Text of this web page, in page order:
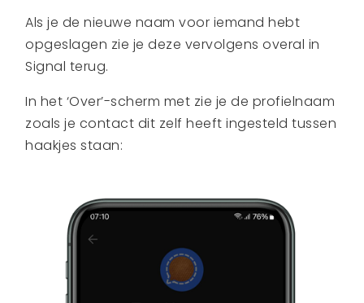
Als je de nieuwe naam voor iemand hebt
opgeslagen zie je deze vervolgens overal in
Signal terug.
In het ‘Over’-scherm met zie je de profielnaam
zoals je contact dit zelf heeft ingesteld tussen
haakjes staan: